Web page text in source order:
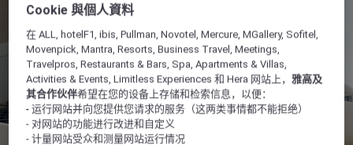
Cookie 與個人資料
在 ALL, hotelF1, ibis, Pullman, Novotel, Mercure, MGallery, Sofitel,
Movenpick, Mantra, Resorts, Business Travel, Meetings,
Travelpros, Restaurants & Bars, Spa, Apartments & Villas,
Activities & Events, Limitless Experiences 和 Hera 网站上， 雅高及
其合作伙伴希望在您的设备上存储和检索信息，以便：
- 运行网站并向您提供您请求的服务（这两类事情都不能拒绝）
- 对网站的功能进行改进和自定义
- 计量网站受众和测量网站运行情况